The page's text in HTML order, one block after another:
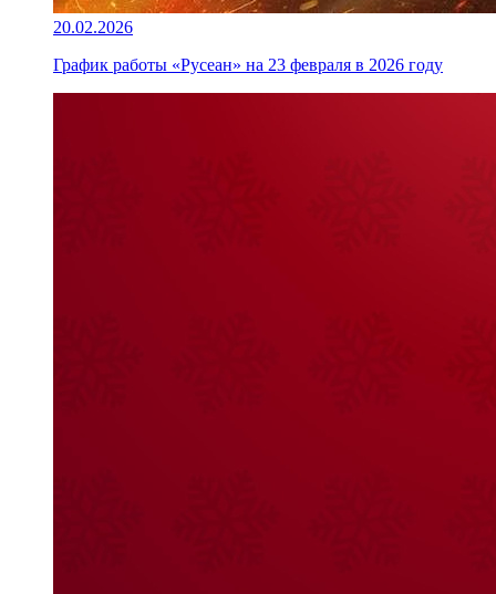
20.02.2026
График работы «Русеан» на 23 февраля в 2026 году